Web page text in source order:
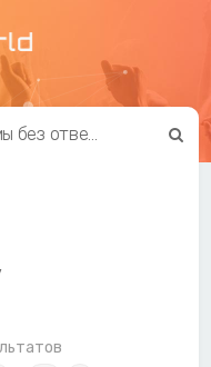
Темы без ответов